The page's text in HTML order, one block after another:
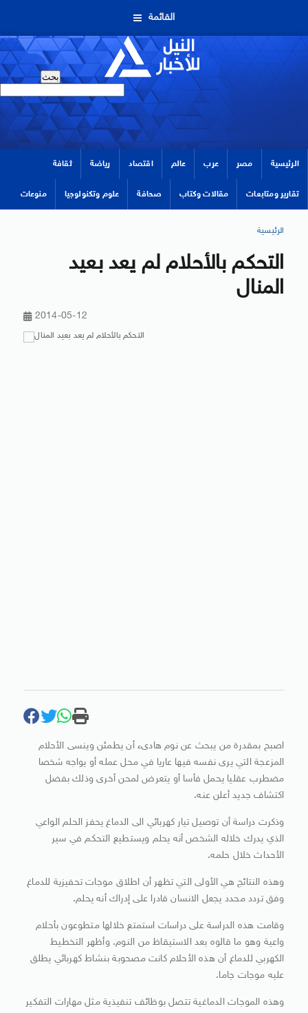
القائمة
الرئيسية مصر عرب عالم اقتصاد رياضة ثقافة
تقارير ومتابعات مقالات وكتاب صحافة علوم وتكنولوجيا منوعات
الرئيسية
التحكم بالأحلام لم يعد بعيد
المنال
2014-05-12
اصبح بمقدرة من يبحث عن نوم هادىء أن يطمئن وينسى الأحلام
المزعجة التي يرى نفسه فيها عاريا في محل عمله أو يواجه شخصا
مضطرب عقليا يحمل فأسا أو يتعرض لمحن أخرى وذلك بفضل
اكتشاف جديد أعلن عنه.
وذكرت دراسة أن توصيل تيار كهربائي الى الدماغ يحفز الحلم الواعي
الذي يدرك خلاله الشخص أنه يحلم ويستطيع التحكم في سير
الأحداث خلال حلمه.
وهذه النتائج هي الأولى التي تظهر أن اطلاق موجات تحفيزية للدماغ
وفق تردد محدد يجعل الانسان قادرا على إدراك أنه يحلم.
وقامت هذه الدراسة على دراسات استمتع خلالها متطوعون بأحلام
واعية وهو ما قالوه بعد الاستيقاظ من النوم. وأظهر التخطيط
الكهربي للدماغ أن هذه الأحلام كانت مصحوبة بنشاط كهربائي يطلق
عليه موجات جاما.
وهذه الموجات الدماغية تتصل بوظائف تنفيذية مثل مهارات التفكير